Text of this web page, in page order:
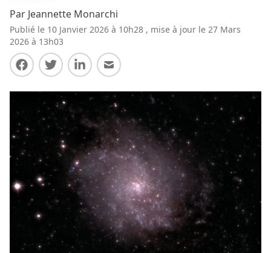
Par Jeannette Monarchi
Publié le 10 Janvier 2026 à 10h28 , mise à jour le 27 Mars
2026 à 13h03
Partager sur Facebook
Partager sur Twitter
Partager sur LinkedIn
Partager par E-mail